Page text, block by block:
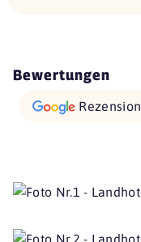
Bewertungen
Rezension